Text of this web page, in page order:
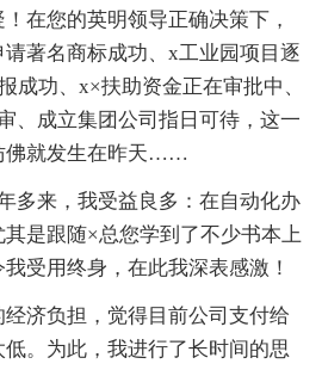
在您的英明领导正确决策下，
著名商标成功、x工业园项目逐
成功、x×扶助资金正在审批中、
、成立集团公司指日可待，这一
佛就发生在昨天……
多来，我受益良多：在自动化办
是跟随×总您学到了不少书本上
受用终身，在此我深表感激！
济负担，觉得目前公司支付给
。为此，我进行了长时间的思